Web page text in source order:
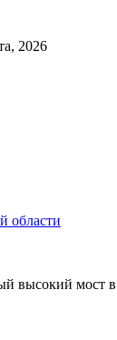
2026
области
высокий мост